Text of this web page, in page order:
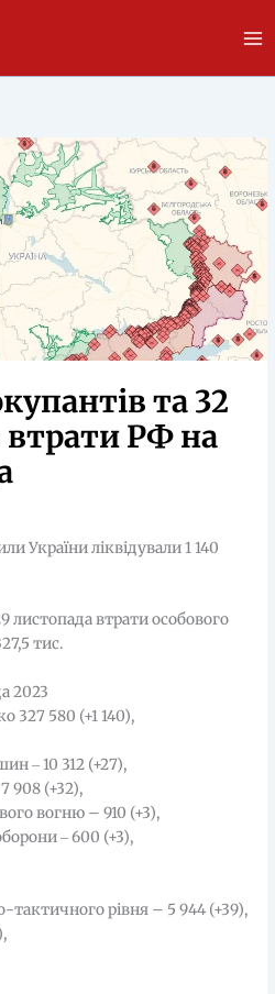
та 32
втрати РФ на
України ліквідували 1 140
втрати особового
тис.
2023
327 580 (+1 140),
‒ 10 312 (+27),
908 (+32),
вогню – 910 (+3),
‒ 600 (+3),
тактичного рівня – 5 944 (+39),